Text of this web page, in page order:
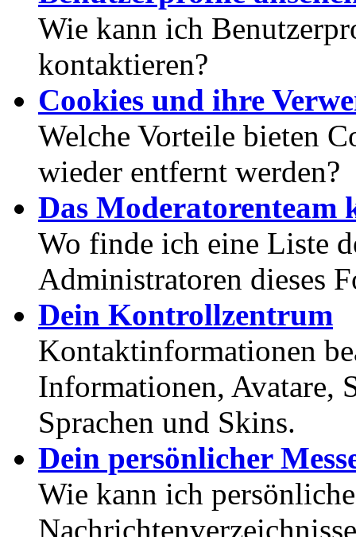
Wie kann ich
kontaktieren?
Cookies und ihre
Welche Vorteile bieten
wieder entfernt werden?
Das Moderatorenteam
Wo finde ich eine Liste
Administratoren dieses
Dein Kontrollzentrum
Kontaktinformationen
Informationen, Avatare,
Sprachen und Skins.
Dein persönlicher
Wie kann ich